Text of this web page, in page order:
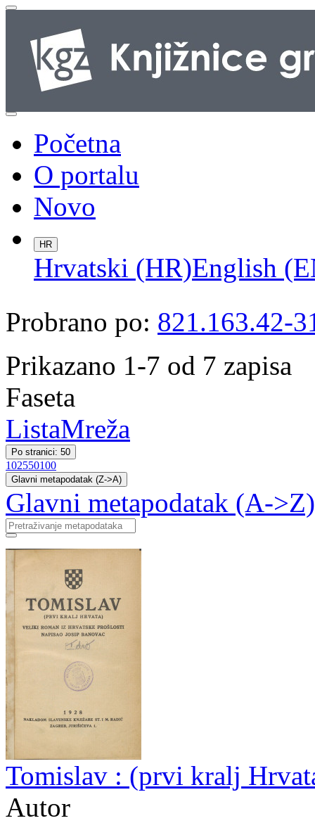
Početna
O portalu
Novo
HR
Hrvatski (HR)English
Probrano po: 821.163.42-
Prikazano 1-7 od 7 zapisa
Faseta
ListaMreža
Po stranici: 50
102550100
Glavni metapodatak (Z->A)
Glavni metapodatak (A->Z)
Tomislav : (prvi kralj
Autor